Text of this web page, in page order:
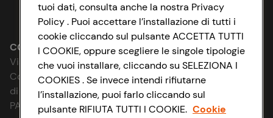
Impostazioni Cookie
Accessibilità
D&I e Parità di Genere
Strategia Fiscale
Lavora con noi
Le cooperative
News & Approfondimenti
Richiami prodotto
CONAD SOCIETÀ COOPERATIVA
Via Michelino, 59 | 40127 BOLOGNA
Codice Fiscale e Registro Imprese
di Bologna 00865960157
PARTITA IVA 03320960374
tuoi dati, consulta anche la nostra Privacy
Policy . Puoi accettare l’installazione di tutti i
cookie cliccando sul pulsante ACCETTA TUTTI
I COOKIE, oppure scegliere le singole tipologie
che vuoi installare, cliccando su SELEZIONA I
COOKIES . Se invece intendi rifiutarne
l’installazione, puoi farlo cliccando sul
pulsante RIFIUTA TUTTI I COOKIE. Cookie